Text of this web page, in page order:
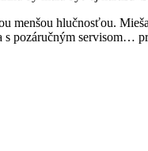
hlučnosťou.
pozáručným servisom…